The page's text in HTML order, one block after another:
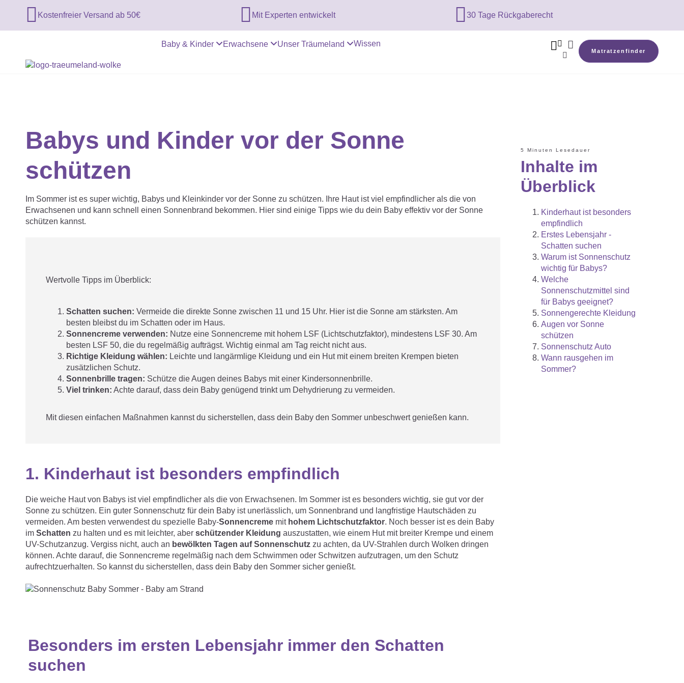
 Kostenfreier Versand ab 50€  Mit Experten entwickelt 30 Tage Rückgaberecht
Baby & Kinder Erwachsene Unser Träumeland Wissen 


Matratzenfinder
Babys und Kinder vor der Sonne
schützen
Im Sommer ist es super wichtig, Babys und Kleinkinder vor der Sonne zu schützen. Ihre Haut ist viel empfindlicher als die von
Erwachsenen und kann schnell einen Sonnenbrand bekommen. Hier sind einige Tipps wie du dein Baby effektiv vor der Sonne
schützen kannst.
Wertvolle Tipps im Überblick:
Schatten suchen: Vermeide die direkte Sonne zwischen 11 und 15 Uhr. Hier ist die Sonne am stärksten. Am
besten bleibst du im Schatten oder im Haus.
Sonnencreme verwenden: Nutze eine Sonnencreme mit hohem LSF (Lichtschutzfaktor), mindestens LSF 30. Am
besten LSF 50, die du regelmäßig aufträgst. Wichtig einmal am Tag reicht nicht aus.
Richtige Kleidung wählen: Leichte und langärmlige Kleidung und ein Hut mit einem breiten Krempen bieten
zusätzlichen Schutz.
Sonnenbrille tragen: Schütze die Augen deines Babys mit einer Kindersonnenbrille.
Viel trinken: Achte darauf, dass dein Baby genügend trinkt um Dehydrierung zu vermeiden.
Mit diesen einfachen Maßnahmen kannst du sicherstellen, dass dein Baby den Sommer unbeschwert genießen kann.
5 Minuten Lesedauer
Inhalte im
Überblick
Kinderhaut ist besonders
empfindlich
Erstes Lebensjahr -
Schatten suchen
Warum ist Sonnenschutz
wichtig für Babys?
Welche
Sonnenschutzmittel sind
für Babys geeignet?
Sonnengerechte Kleidung
Augen vor Sonne
schützen
Sonnenschutz Auto
Wann rausgehen im
Sommer?
1. Kinderhaut ist besonders empfindlich
Die weiche Haut von Babys ist viel empfindlicher als die von Erwachsenen. Im Sommer ist es besonders wichtig, sie gut vor der
Sonne zu schützen. Ein guter Sonnenschutz für dein Baby ist unerlässlich, um Sonnenbrand und langfristige Hautschäden zu
vermeiden. Am besten verwendest du spezielle Baby-Sonnencreme mit hohem Lichtschutzfaktor. Noch besser ist es dein Baby
im Schatten zu halten und es mit leichter, aber schützender Kleidung auszustatten, wie einem Hut mit breiter Krempe und einem
UV-Schutzanzug. Vergiss nicht, auch an bewölkten Tagen auf Sonnenschutz zu achten, da UV-Strahlen durch Wolken dringen
können. Achte darauf, die Sonnencreme regelmäßig nach dem Schwimmen oder Schwitzen aufzutragen, um den Schutz
aufrechtzuerhalten. So kannst du sicherstellen, dass dein Baby den Sommer sicher genießt.
Besonders im ersten Lebensjahr immer den Schatten
suchen